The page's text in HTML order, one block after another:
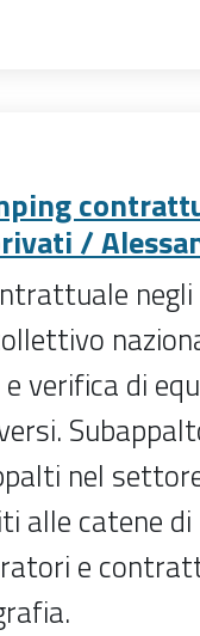
/
verifica di
nel
alle catene
e